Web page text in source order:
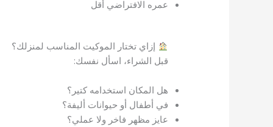
عمره الافتراضي أقل
إزاي تختار الموكيت المناسب لمنزلك؟
قبل الشراء، اسأل نفسك:
هل المكان استخدامه كتير؟
في أطفال أو حيوانات أليفة؟
عايز مظهر فاخر ولا عملي؟